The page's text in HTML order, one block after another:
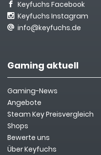
Keyfuchs Facebook
Keyfuchs Instagram
info@keyfuchs.de
Gaming aktuell
Gaming-News
Angebote
Steam Key Preisvergleich
Shops
Bewerte uns
Über Keyfuchs